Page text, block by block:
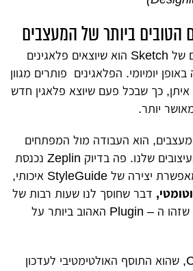
הטובים ביותר של המעצבים
אחד היתרונות האדירים של Sketch הוא שיוצאים פלאגינים
יומיומי. הפלאגינים פותרים מגוון
כך שבכל פעם שיוצא פלאגין חדש
יותר.
הוא העבודה מול המפתחים
האחראיים על מימוש העיצובים שלנו. פה בדיוק Zeplin נכנסת
לתמונה. האפליקציה מאפשרת יצירה של StyleGuide איכותי,
דבר שחוסך לנו שעות רבות של
עבודה טכנית. אין ספק שזהו ה – Plugin האהוב ביותר על
למקום השני הגיע Craft, שהוא התוסף האולטימטיבי לעדכון